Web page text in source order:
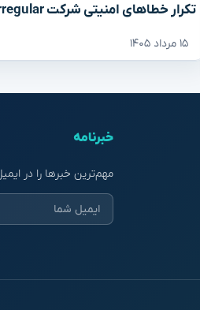
تکرار خطاهای امنیتی شرکت Irregular
۱۵ مرداد ۱۴۰۵
خبرنامه
مهم‌ترین خبرها را در